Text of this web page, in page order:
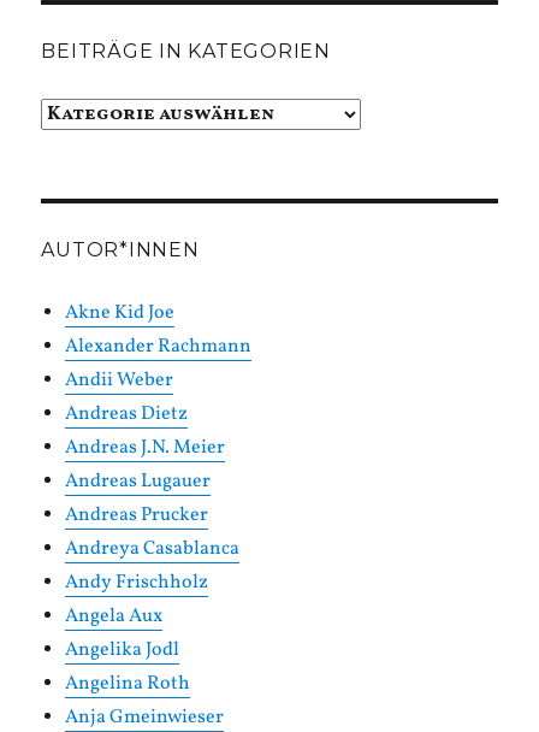
BEITRÄGE IN KATEGORIEN
Beiträge
AUTOR*INNEN
Akne Kid Joe
Alexander Rachmann
Andii Weber
Andreas Dietz
Andreas J.N. Meier
Andreas Lugauer
Andreas Prucker
Andreya Casablanca
Andy Frischholz
Angela Aux
Angelika Jodl
Angelina Roth
Anja Gmeinwieser